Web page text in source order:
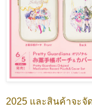
2025 และสินค้าจะจั